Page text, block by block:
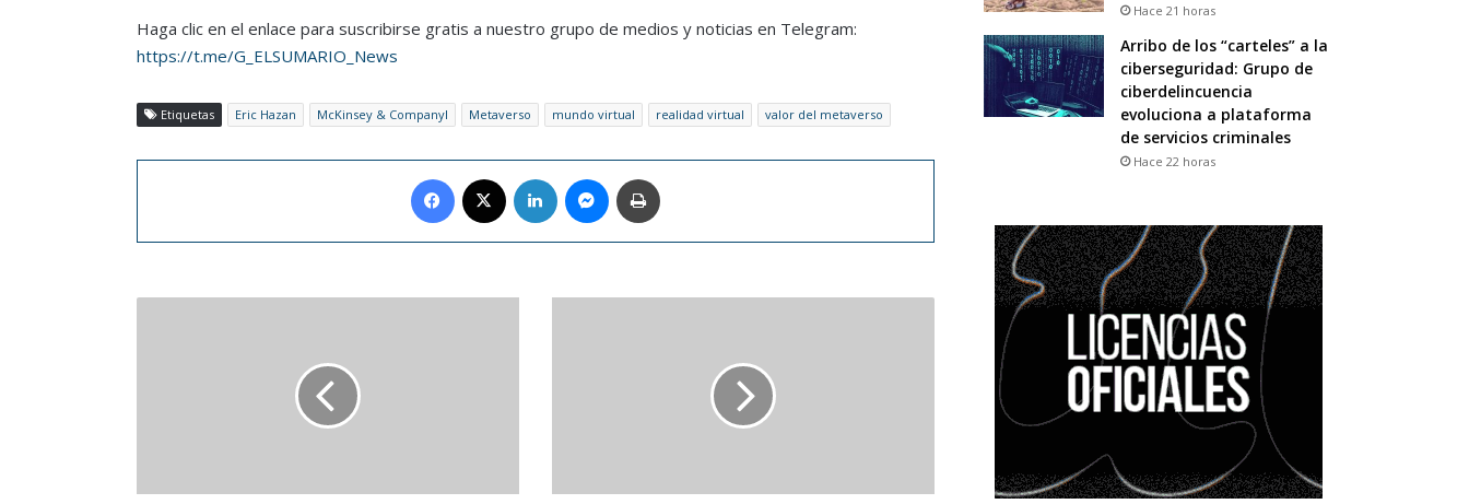
Haga clic en el enlace para suscribirse gratis a nuestro grupo de medios y noticias en Telegram:
https://t.me/G_ELSUMARIO_News
Etiquetas Eric Hazan McKinsey & Companyl Metaverso mundo virtual realidad virtual valor del metaverso
Facebook LinkedIn Messenger
realizará
musical
Hace 21 horas
Arribo de los “carteles” a la
ciberseguridad: Grupo de
ciberdelincuencia
evoluciona a plataforma
de servicios criminales
Hace 22 horas